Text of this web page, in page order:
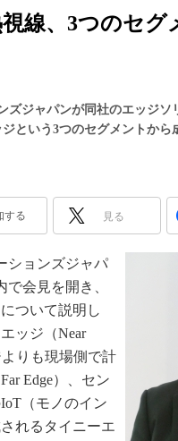
TECHNO-
EdgeTech+
日本もの
線、3つのセグ
ズジャパンが同社のエッジ
という3つのセグメントから
する 見る
ションズジャパ
で会見を開き、
ついて説明し
ッジ（Near
りも現場側で計
Edge）、セン
（モノのイン
れるタイニーエ